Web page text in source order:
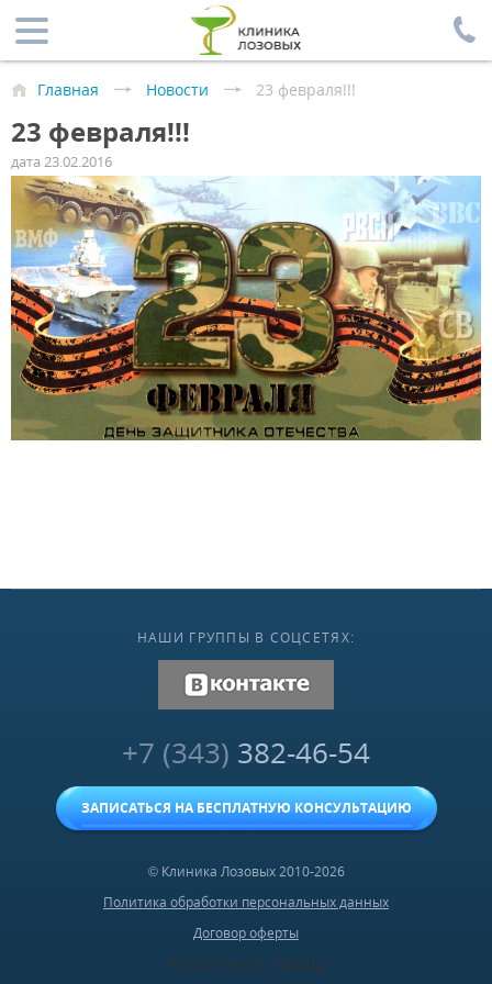
Главная Новости 23 февраля!!!
23 февраля!!!
дата 23.02.2016
НАШИ ГРУППЫ В СОЦСЕТЯХ:
+7 (343) 382-46-54
ЗАПИСАТЬСЯ НА БЕСПЛАТНУЮ КОНСУЛЬТАЦИЮ
© Клиника Лозовых 2010-2026
Политика обработки персональных данных
Договор оферты
Разработано в
Fanky.ru